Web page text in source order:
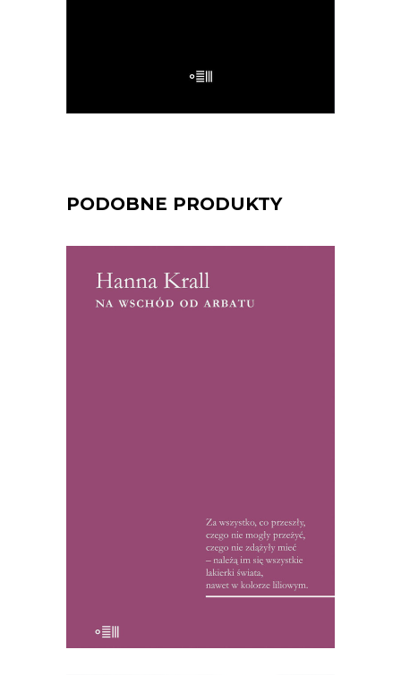
E-BOOK DO KOSZYKA
PODOBNE PRODUKTY
[EBOOK] Hanna Krall – NA
WSCHÓD OD ARBATU
pani teksty, […]
15.50zł
KSIĄŻKA DO KOSZYKA